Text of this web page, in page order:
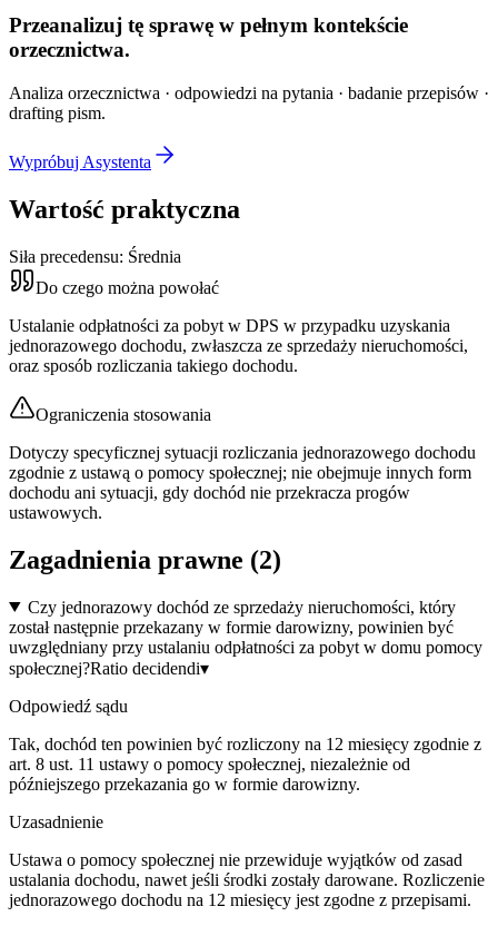
Przeanalizuj tę sprawę w pełnym kontekście
orzecznictwa.
Analiza orzecznictwa · odpowiedzi na pytania · badanie przepisów ·
drafting pism.
Wypróbuj Asystenta
Wartość praktyczna
Siła precedensu: Średnia
Do czego można powołać
Ustalanie odpłatności za pobyt w DPS w przypadku uzyskania
jednorazowego dochodu, zwłaszcza ze sprzedaży nieruchomości,
oraz sposób rozliczania takiego dochodu.
Ograniczenia stosowania
Dotyczy specyficznej sytuacji rozliczania jednorazowego dochodu
zgodnie z ustawą o pomocy społecznej; nie obejmuje innych form
dochodu ani sytuacji, gdy dochód nie przekracza progów
ustawowych.
Zagadnienia prawne (2)
Czy jednorazowy dochód ze sprzedaży nieruchomości, który
został następnie przekazany w formie darowizny, powinien być
uwzględniany przy ustalaniu odpłatności za pobyt w domu pomocy
społecznej?Ratio decidendi▾
Odpowiedź sądu
Tak, dochód ten powinien być rozliczony na 12 miesięcy zgodnie z
art. 8 ust. 11 ustawy o pomocy społecznej, niezależnie od
późniejszego przekazania go w formie darowizny.
Uzasadnienie
Ustawa o pomocy społecznej nie przewiduje wyjątków od zasad
ustalania dochodu, nawet jeśli środki zostały darowane. Rozliczenie
jednorazowego dochodu na 12 miesięcy jest zgodne z przepisami.